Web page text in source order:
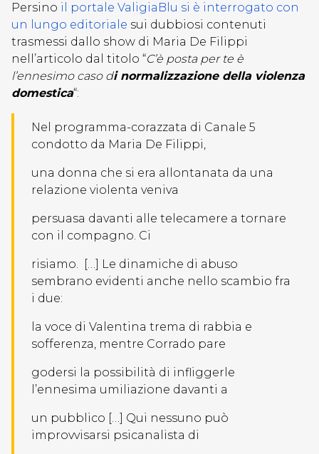
Persino il portale ValigiaBlu si è interrogato con
un lungo editoriale sui dubbiosi contenuti
trasmessi dallo show di Maria De Filippi
nell’articolo dal titolo “C’è posta per te è
l’ennesimo caso di normalizzazione della violenza
domestica“:
Nel programma-corazzata di Canale 5
condotto da Maria De Filippi,
una donna che si era allontanata da una
relazione violenta veniva
persuasa davanti alle telecamere a tornare
con il compagno. Ci
risiamo. […] Le dinamiche di abuso
sembrano evidenti anche nello scambio fra
i due:
la voce di Valentina trema di rabbia e
sofferenza, mentre Corrado pare
godersi la possibilità di infliggerle
l’ennesima umiliazione davanti a
un pubblico […] Qui nessuno può
improvvisarsi psicanalista di